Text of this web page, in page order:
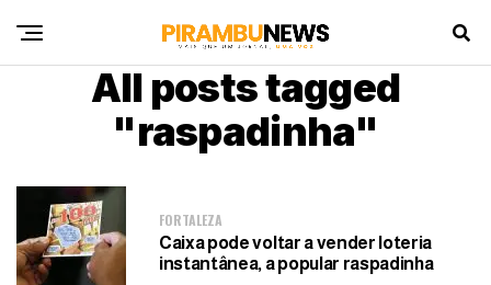
All posts tagged
"raspadinha"
FORTALEZA
Caixa pode voltar a vender loteria
instantânea, a popular raspadinha